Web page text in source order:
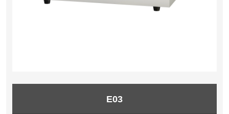
E03